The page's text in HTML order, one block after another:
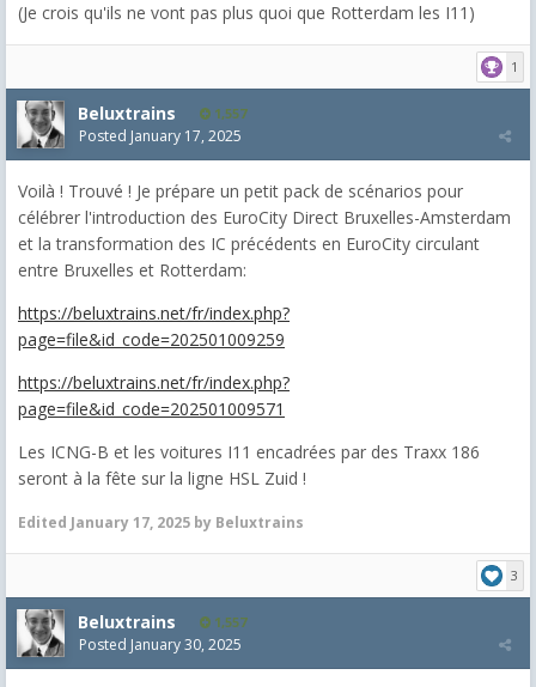
(Je crois qu'ils ne vont pas plus quoi que Rotterdam les I11)
1
Beluxtrains 1,557
Posted January 17, 2025
Voilà ! Trouvé ! Je prépare un petit pack de scénarios pour
célébrer l'introduction des EuroCity Direct Bruxelles-Amsterdam
et la transformation des IC précédents en EuroCity circulant
entre Bruxelles et Rotterdam:
https://beluxtrains.net/fr/index.php?
page=file&id_code=202501009259
https://beluxtrains.net/fr/index.php?
page=file&id_code=202501009571
Les ICNG-B et les voitures I11 encadrées par des Traxx 186
seront à la fête sur la ligne HSL Zuid !
Edited January 17, 2025 by Beluxtrains
3
Beluxtrains 1,557
Posted January 30, 2025